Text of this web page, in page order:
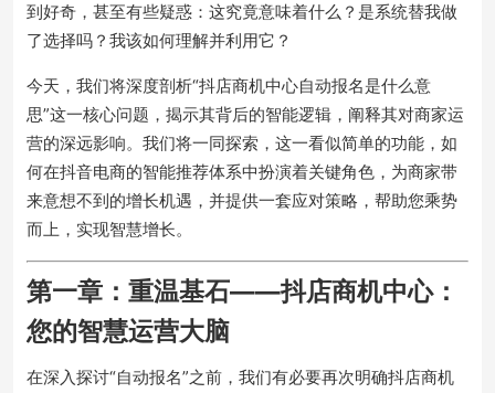
到好奇，甚至有些疑惑：这究竟意味着什么？是系统替我做
了选择吗？我该如何理解并利用它？
今天，我们将深度剖析“抖店商机中心自动报名是什么意
思”这一核心问题，揭示其背后的智能逻辑，阐释其对商家运
营的深远影响。我们将一同探索，这一看似简单的功能，如
何在抖音电商的智能推荐体系中扮演着关键角色，为商家带
来意想不到的增长机遇，并提供一套应对策略，帮助您乘势
而上，实现智慧增长。
第一章：重温基石——抖店商机中心：
您的智慧运营大脑
在深入探讨“自动报名”之前，我们有必要再次明确抖店商机